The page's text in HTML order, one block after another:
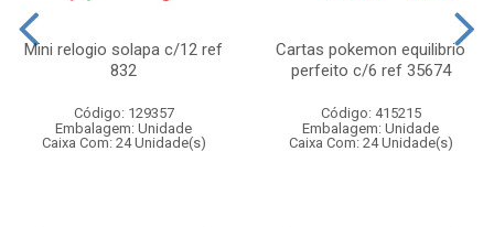
Mini relogio solapa c/12 ref
832
Código: 129357
Embalagem: Unidade
Caixa Com: 24 Unidade(s)
Cartas pokemon equilibrio
perfeito c/6 ref 35674
Código: 415215
Embalagem: Unidade
Caixa Com: 24 Unidade(s)